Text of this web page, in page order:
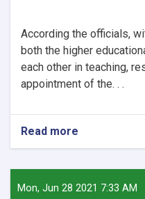
According the officials,
both the higher
each other in teaching,
appointment of the. . .
Read more
Nangarhar
signs
MoU
Mon, Jun 28 2021 7:33 AM